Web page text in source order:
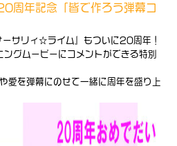
周年記念「皆で作ろう弾幕コ
サリィ☆ライム』もついに20周年！
グムービーにコメントができる特別
愛を弾幕にのせて一緒に周年を盛り上